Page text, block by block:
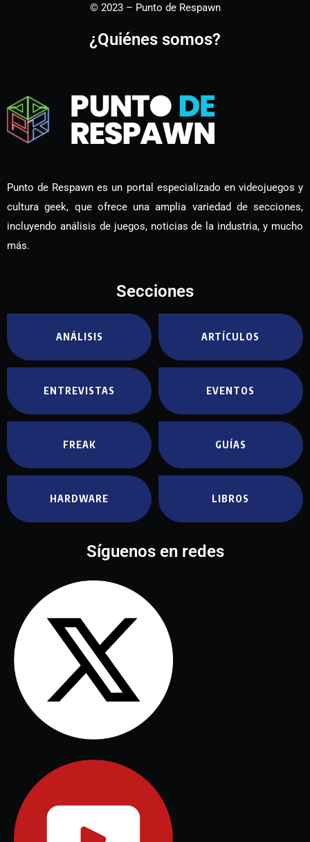
© 2023 – Punto de Respawn
¿Quiénes somos?
Punto de Respawn es un portal especializado en videojuegos y
cultura geek, que ofrece una amplia variedad de secciones,
incluyendo análisis de juegos, noticias de la industria, y mucho
más.
Secciones
ANÁLISIS ARTÍCULOS
ENTREVISTAS EVENTOS
FREAK GUÍAS
HARDWARE LIBROS
Síguenos en redes